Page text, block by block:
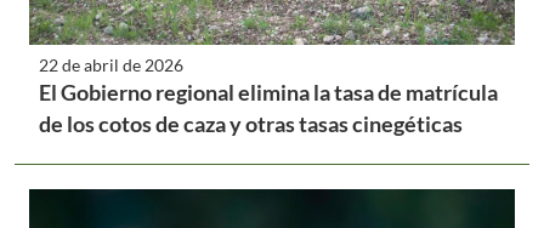
22 de abril de 2026
El Gobierno regional elimina la tasa de matrícula
de los cotos de caza y otras tasas cinegéticas